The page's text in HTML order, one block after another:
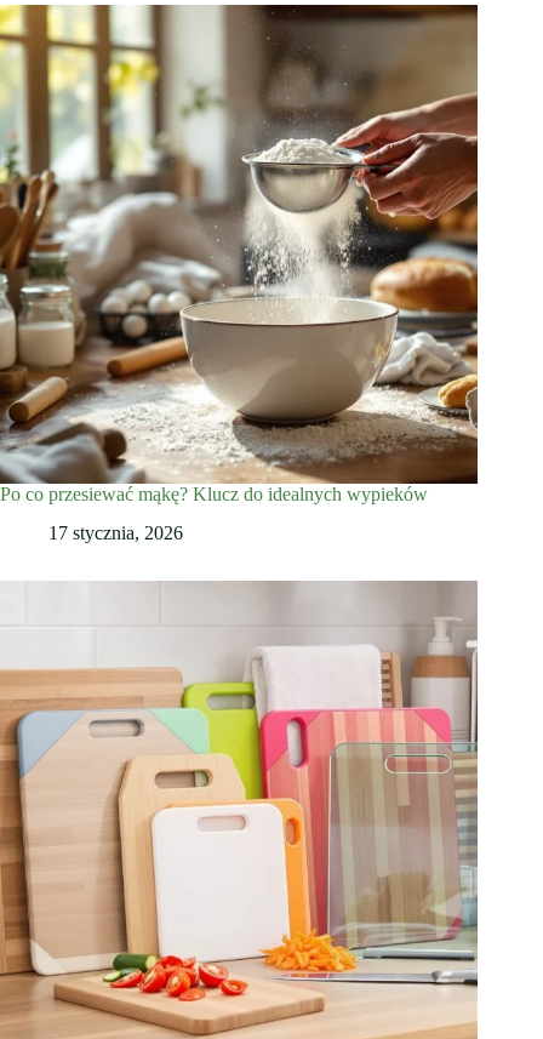
Po co przesiewać mąkę? Klucz do idealnych wypieków
17 stycznia, 2026